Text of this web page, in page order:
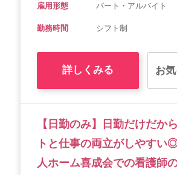
雇用形態 パート・アルバイト
勤務時間 シフト制
詳しくみる お
【日勤のみ】日勤だけだか
トと仕事の両立がしやすい
人ホーム喜成会での看護師